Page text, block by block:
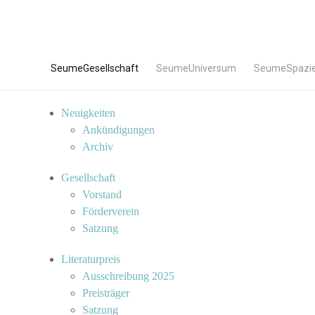
SeumeGesellschaft SeumeUniversum
Neuigkeiten
Ankündigungen
Archiv
Gesellschaft
Vorstand
Förderverein
Satzung
Literaturpreis
Ausschreibung 2025
Preisträger
Satzung